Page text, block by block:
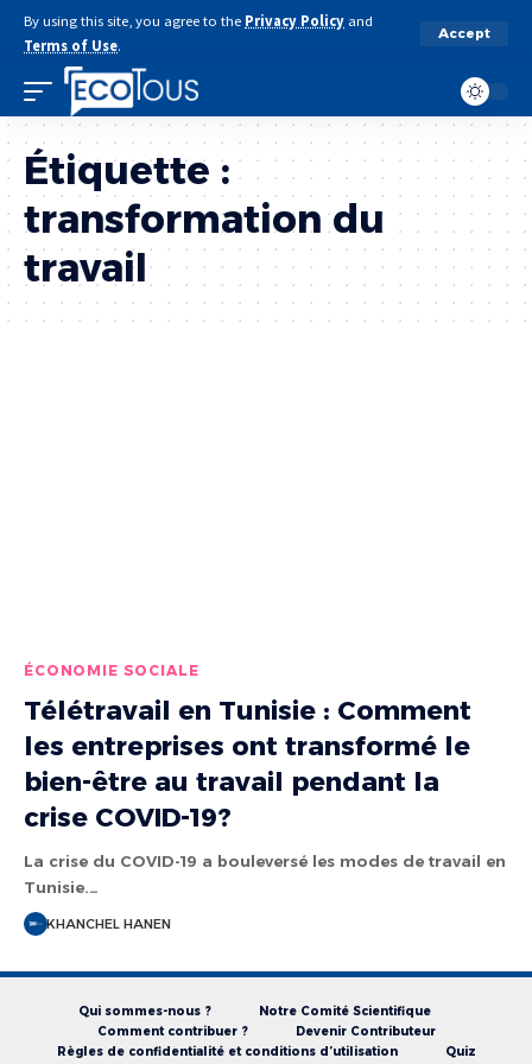
By using this site, you agree to the Privacy Policy and
Terms of Use.
Accept
Étiquette :
transformation du
travail
ÉCONOMIE SOCIALE
Télétravail en Tunisie : Comment
les entreprises ont transformé le
bien-être au travail pendant la
crise COVID-19?
La crise du COVID-19 a bouleversé les modes de travail en
Tunisie.…
KHANCHEL HANEN
Qui sommes-nous ?
Notre Comité Scientifique
Comment contribuer ?
Devenir Contributeur
Règles de confidentialité et conditions d’utilisation
Quiz